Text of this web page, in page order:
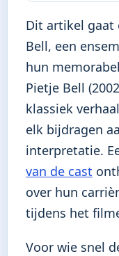
Dit artikel gaat
Bell, een
hun
Pietje Bell
klassiek
elk bijdragen
interpretatie.
van de cast
over hun
tijdens het
Voor wie snel